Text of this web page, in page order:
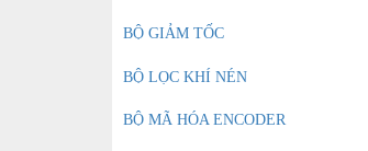
BỘ GIẢM TỐC
BỘ LỌC KHÍ NÉN
BỘ MÃ HÓA ENCODER